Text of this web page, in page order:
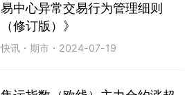
易中心异常交易行为管理细则
（修订版）》
快讯 ・期市 ・ 2024-07-19